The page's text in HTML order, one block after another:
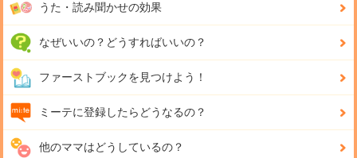
うた・読み聞かせの効果
なぜいいの？どうすればいいの？
ファーストブックを見つけよう！
ミーテに登録したらどうなるの？
他のママはどうしているの？